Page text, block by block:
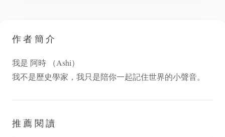
作者簡介
我是 阿時 （Ashi）
我不是歷史學家，我只是陪你一起記住世界的小聲音。
推薦閱讀